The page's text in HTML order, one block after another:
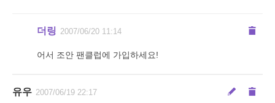
더링 2007/06/20 11:14
어서 조안 팬클럽에 가입하세요!
유우 2007/06/19 22:17